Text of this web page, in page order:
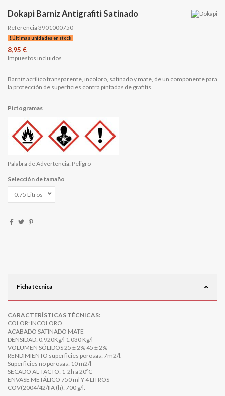
Dokapi Barniz Antigrafiti Satinado
Referencia 3901000750
Últimas unidades en stock
8,95 €
Impuestos incluidos
Barniz acrílico transparente, incoloro, satinado y mate, de un componente para
la protección de superficies contra pintadas de grafitis.
Pictogramas
Palabra de Advertencia: Peligro
Selección de tamaño
Ficha técnica
CARACTERÍSTICAS TÉCNICAS:
COLOR: INCOLORO
ACABADO SATINADO MATE
DENSIDAD: 0.920Kg/l 1.030 Kg/l
VOLUMEN SÓLIDOS 25 ± 2% 45 ± 2%
RENDIMIENTO superficies porosas: 7m2/l.
Superficies no porosas: 10 m2/l
SECADO AL TACTO: 1-2h a 20ºC
ENVASE METÁLICO 750 ml Y 4 LITROS
COV(2004/42/IIA (h): 700 g/l.